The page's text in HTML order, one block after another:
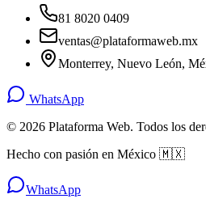
81 8020 0409
ventas@plataformaweb.mx
Monterrey, Nuevo León,
WhatsApp
© 2026 Plataforma Web. Todos los
Hecho con pasión en México 🇲🇽
WhatsApp